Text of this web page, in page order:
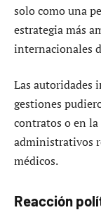
solo como una
estrategia más
internacionales
Las autoridades
gestiones
contratos o en la
administrativos
médicos.
Reacción